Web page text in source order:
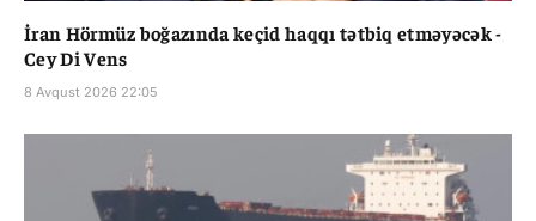
İran Hörmüz boğazında keçid haqqı tətbiq etməyəcək -
Cey Di Vens
8 Avqust 2026 22:05